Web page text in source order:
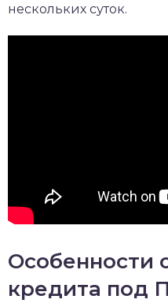
нескольких суток.
Особенности
кредита под